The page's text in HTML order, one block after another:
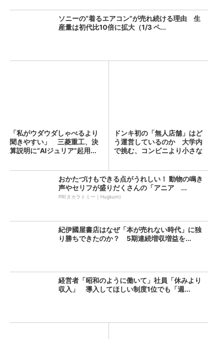
ソニーの“着るエアコン”が売れ続ける理由 生
産量は初代比10倍に拡大（1/3 ペ...
「私がウダウダしゃべるより
聞きやすい」 三菱重工、決
算説明に“AIジュリア”起用...
ドンキ初の「無人店舗」はど
う運営しているのか 大学内
で挑む、コンビニより小さな
おかたづけもできる点がうれしい！ 動物の鳴き
声やセリフが盛りだくさんの「アニア ...
PR(タカラトミー｜Hugkum)
紀伊國屋書店はなぜ「本が売れない時代」に独
り勝ちできたのか？ 5期連続増収増益を...
経営者「昭和のように働いて」社員「休みより
収入」 導入してほしい制度1位でも「週...